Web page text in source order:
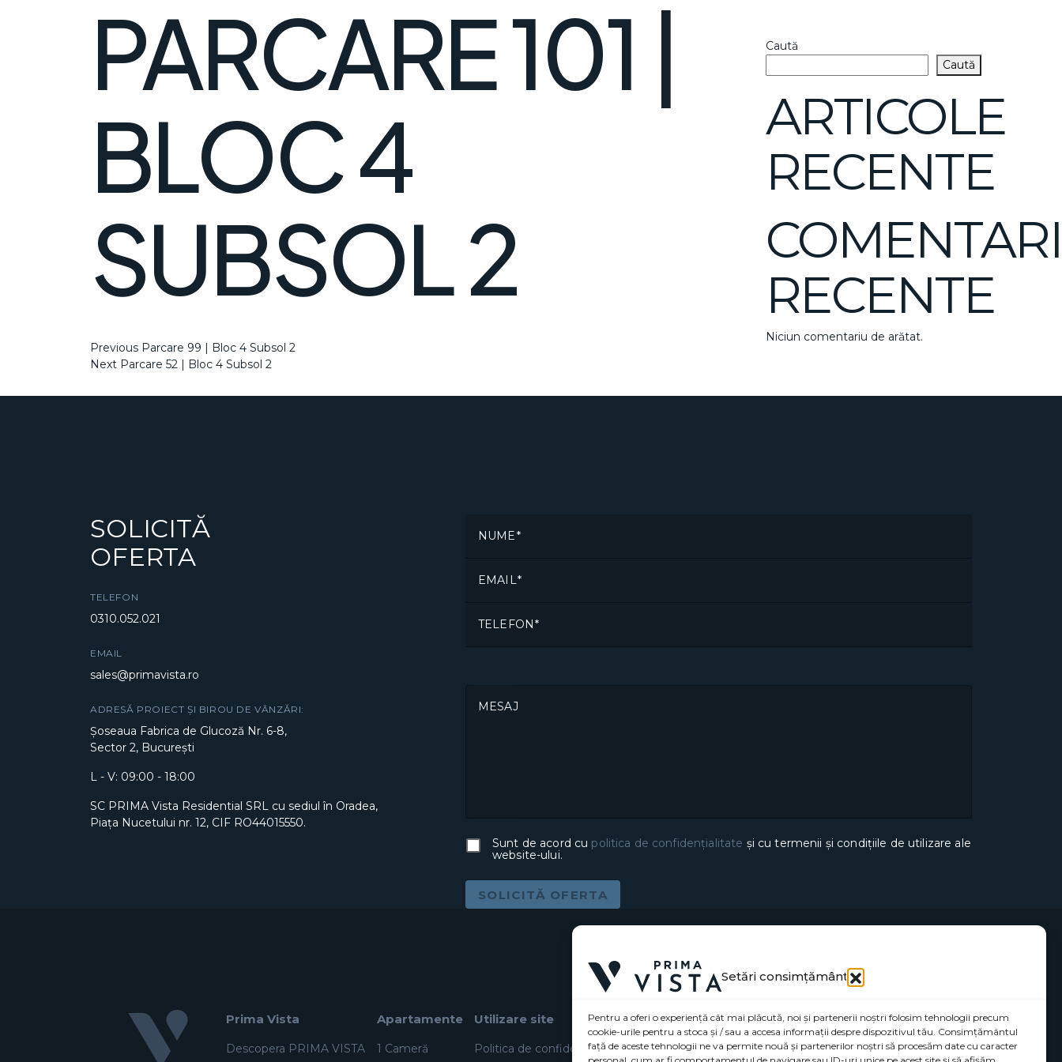
Setări consimțământ
Pentru a oferi o experiență cât mai plăcută, noi și partenerii noștri folosim tehnologii precum
cookie-urile pentru a stoca și / sau a accesa informații despre dispozitivul tău. Consimțământul
față de aceste tehnologii ne va permite nouă și partenerilor noștri să procesăm date cu caracter
PARCARE 101 |
BLOC 4
SUBSOL 2
NAVIGARE
Previous
Post
Previous Parcare 99 | Bloc 4 Subsol 2
Next
Next Parcare 52 | Bloc 4 Subsol 2
Caută
Caută
ARTICOLE
RECENTE
RECENTE
Niciun comentariu de arătat.
SOLICITĂ
OFERTA
TELEFON
0310.052.021
EMAIL
sales@primavista.ro
ADRESĂ PROIECT ȘI BIROU DE VÂNZĂRI:
Șoseaua Fabrica de Glucoză Nr. 6-8,
Sector 2, București
L - V: 09:00 - 18:00
SC PRIMA Vista Residential SRL cu sediul în Oradea,
Piața Nucetului nr. 12, CIF RO44015550.
NUME
EMAIL
TELEFON
MESAJ
Sunt de acord cu politica de confidențialitate și cu termenii și condițiile de utilizare ale
website-ului.
SOLICITĂ OFERTA
Prima Vista
Descopera PRIMA VISTA
Apartamente
1 Cameră
Utilizare site
Politica de confidențialitate (UE)